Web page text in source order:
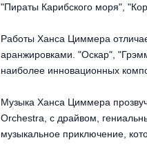
"Пираты Карибского моря",
Работы Ханса Циммера
аранжировками. "Оскар",
наиболее инновационных
Музыка Ханса Циммера
Orchestra, с драйвом,
музыкальное приключение,